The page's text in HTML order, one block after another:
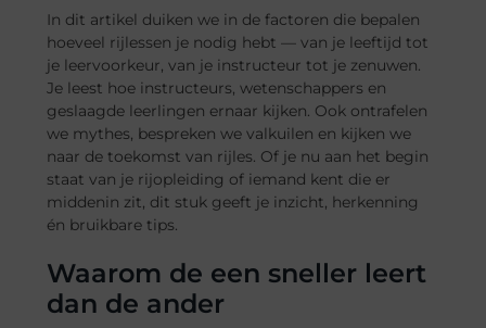
In dit artikel duiken we in de factoren die bepalen
hoeveel rijlessen je nodig hebt — van je leeftijd tot
je leervoorkeur, van je instructeur tot je zenuwen.
Je leest hoe instructeurs, wetenschappers en
geslaagde leerlingen ernaar kijken. Ook ontrafelen
we mythes, bespreken we valkuilen en kijken we
naar de toekomst van rijles. Of je nu aan het begin
staat van je rijopleiding of iemand kent die er
middenin zit, dit stuk geeft je inzicht, herkenning
én bruikbare tips.
Waarom de een sneller leert
dan de ander